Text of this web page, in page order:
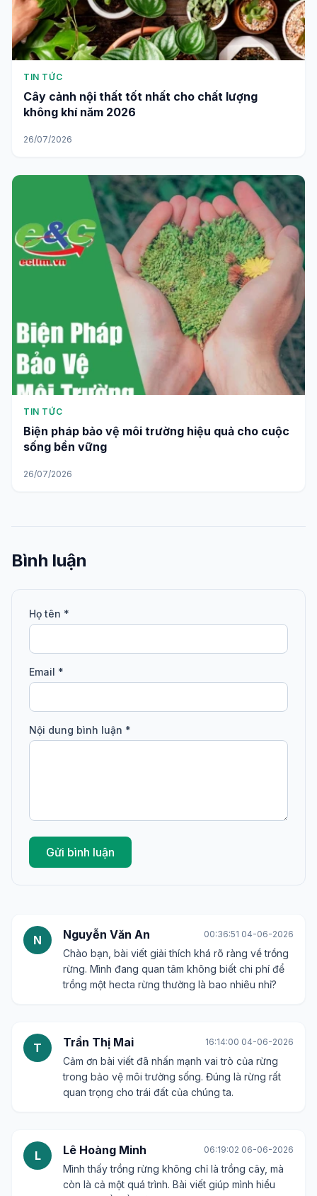
TIN TỨC
Cây cảnh nội thất tốt nhất cho chất lượng
không khí năm 2026
26/07/2026
TIN TỨC
Biện pháp bảo vệ môi trường hiệu quả cho cuộc
sống bền vững
26/07/2026
Bình luận
Họ tên *
Email *
Nội dung bình luận *
Gửi bình luận
N Nguyễn Văn An 00:36:51 04-06-2026
Chào bạn, bài viết giải thích khá rõ ràng về trồng
rừng. Mình đang quan tâm không biết chi phí để
trồng một hecta rừng thường là bao nhiêu nhỉ?
T Trần Thị Mai 16:14:00 04-06-2026
Cảm ơn bài viết đã nhấn mạnh vai trò của rừng
trong bảo vệ môi trường sống. Đúng là rừng rất
quan trọng cho trái đất của chúng ta.
L Lê Hoàng Minh 06:19:02 06-06-2026
Mình thấy trồng rừng không chỉ là trồng cây, mà
còn là cả một quá trình. Bài viết giúp mình hiểu